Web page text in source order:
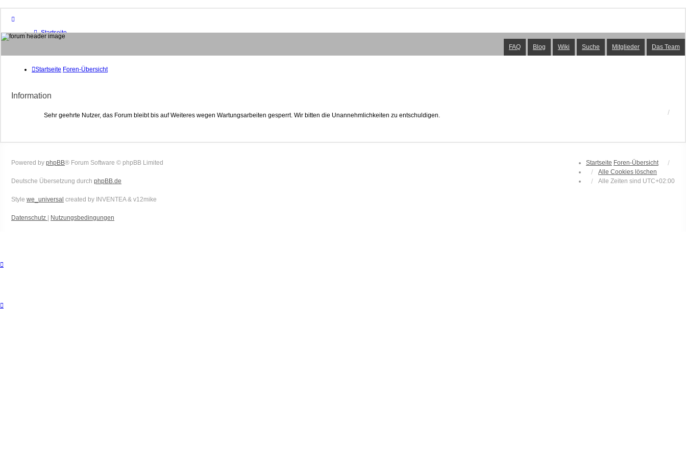
Startseite
Foren-Übersicht
Suche
Unbeantwortete Themen
Aktive Themen
Das Team
Anmelden
FAQ Blog Wiki Suche Mitglieder Das Team
Startseite Foren-Übersicht
Information
Sehr geehrte Nutzer, das Forum bleibt bis auf Weiteres wegen Wartungsarbeiten gesperrt. Wir bitten die Unannehmlichkeiten zu entschuldigen.
Startseite Foren-Übersicht
Alle Cookies löschen
Alle Zeiten sind UTC+02:00
Powered by phpBB® Forum Software © phpBB Limited
Deutsche Übersetzung durch phpBB.de
Style we_universal created by INVENTEA & v12mike
Datenschutz | Nutzungsbedingungen